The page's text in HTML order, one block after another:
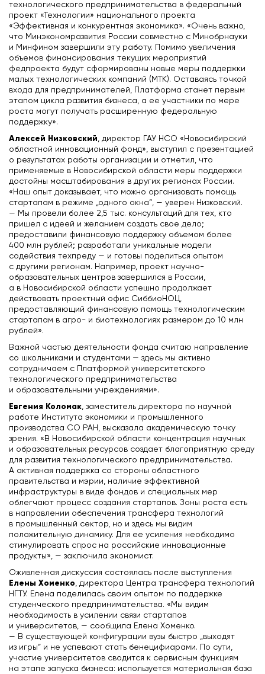
технологического предпринимательства в федеральный
проект «Технологии» национального проекта
«Эффективная и конкурентная экономика». «Очень важно,
что Минэкономразвития России совместно с Минобрнауки
и Минфином завершили эту работу. Помимо увеличения
объемов финансирования текущих мероприятий
федпроекта будут сформированы новые меры поддержки
малых технологических компаний (МТК). Оставаясь точкой
входа для предпринимателей, Платформа станет первым
этапом цикла развития бизнеса, а ее участники по мере
роста могут получать расширенную федеральную
поддержку».
Алексей Низковский, директор ГАУ НСО «Новосибирский
областной инновационный фонд», выступил с презентацией
о результатах работы организации и отметил, что
применяемые в Новосибирской области меры поддержки
достойны масштабирования в других регионах России.
«Наш опыт доказывает, что можно организовать помощь
стартапам в режиме „одного окна“, — уверен Низковский.
— Мы провели более 2,5 тыс. консультаций для тех, кто
пришел с идеей и желанием создать свое дело;
предоставили финансовую поддержку объемом более
400 млн рублей; разработали уникальные модели
содействия техпреду — и готовы поделиться опытом
с другими регионам. Например, проект научно-
образовательных центров завершился в России,
а в Новосибирской области успешно продолжает
действовать проектный офис СиббиоНОЦ,
предоставляющий финансовую помощь технологическим
стартапам в агро- и биотехнологиях размером до 10 млн
рублей».
Важной частью деятельности фонда считаю направление
со школьниками и студентами — здесь мы активно
сотрудничаем с Платформой университетского
технологического предпринимательства
и образовательными учреждениями».
Евгения Коломак, заместитель директора по научной
работе Института экономики и промышленного
производства СО РАН, высказала академическую точку
зрения. «В Новосибирской области концентрация научных
и образовательных ресурсов создает благоприятную среду
для развития технологического предпринимательства.
А активная поддержка со стороны областного
правительства и мэрии, наличие эффективной
инфраструктуры в виде фондов и специальных мер
облегчают процесс создания стартапов. Зоны роста есть
в направлении обеспечения трансфера технологий
в промышленный сектор, но и здесь мы видим
положительную динамику. Для ее усиления необходимо
стимулировать спрос на российские инновационные
продукты», — заключила экономист.
Оживленная дискуссия состоялась после выступления
Елены Хоменко, директора Центра трансфера технологий
НГТУ. Елена поделилась своим опытом по поддержке
студенческого предпринимательства. «Мы видим
необходимость в усилении связи стартапов
и университетов, — сообщила Елена Хоменко.
— В существующей конфигурации вузы быстро „выходят
из игры“ и не успевают стать бенецифиарами. По сути,
участие университетов сводится к сервисным функциям
на этапе запуска бизнеса: используется материальная база